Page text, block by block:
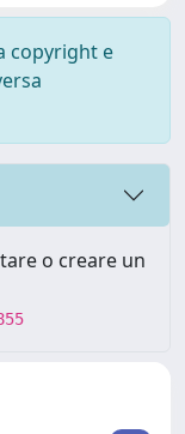
copyright e
o creare un